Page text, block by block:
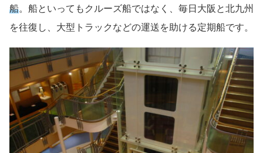
船。船といってもクルーズ船ではなく、毎日大阪と北九州
を往復し、大型トラックなどの運送を助ける定期船です。